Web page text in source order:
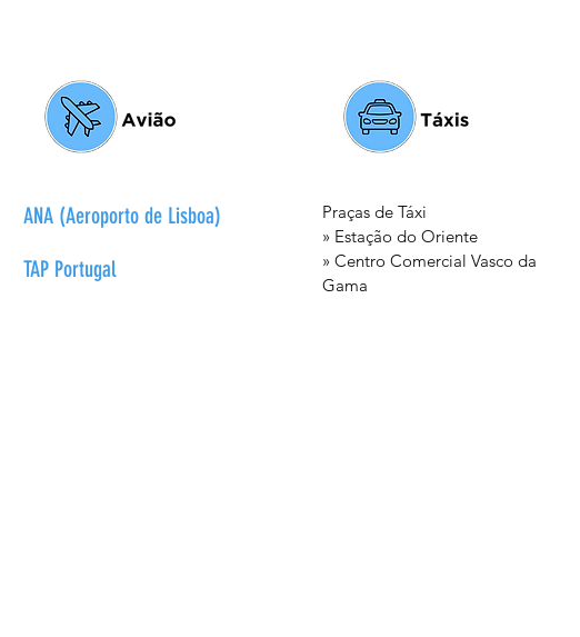
ANA (Aeroporto de Lisboa)
TAP Portugal
Praças de Táxi
» Estação do Oriente
» Centro Comercial Vasco da
Gama